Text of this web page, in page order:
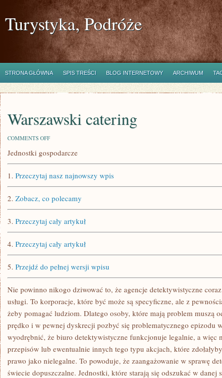
Turystyka, Podróże
STRONA GŁÓWNA SPIS TREŚCI BLOG INTERNETOWY ARCHIWUM
Warszawski catering
COMMENTS OFFON
CATERING
Jednostki gospodarcze
1. Przeczytaj nasz najnowszy wpis
2. Zobacz, co polecamy
3. Przeczytaj cały artykuł
4. Przeczytaj cały artykuł
5. Przejdź do pełnej wersji wpisu
Nie powinno nikogo dziwować to, że agencje detektywistyczne
usługi. To korporacje, które być może są specyficzne, ale z
żeby pomagać ludziom. Dlatego osoby, które mają problem muszą
prędko i w pewnej dyskrecji pozbyć się problematycznego epizodu
wyodrębnić, że biuro detektywistyczne funkcjonuje legalnie, a więc
przepisów lub ewentualnie innych tego typu akcjach, które
prawo jako nielegalne. To powoduje, że zaangażowanie w sprawę
świecie dopuszczalne. Jednostki, które starają się odszukać w